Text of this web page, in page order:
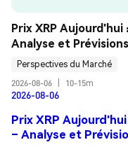
Prix XRP
Analyse et Prévisions
Perspectives du Marché
2026-08-06
10-15m
2026-08-06
Prix XRP
– Analyse et